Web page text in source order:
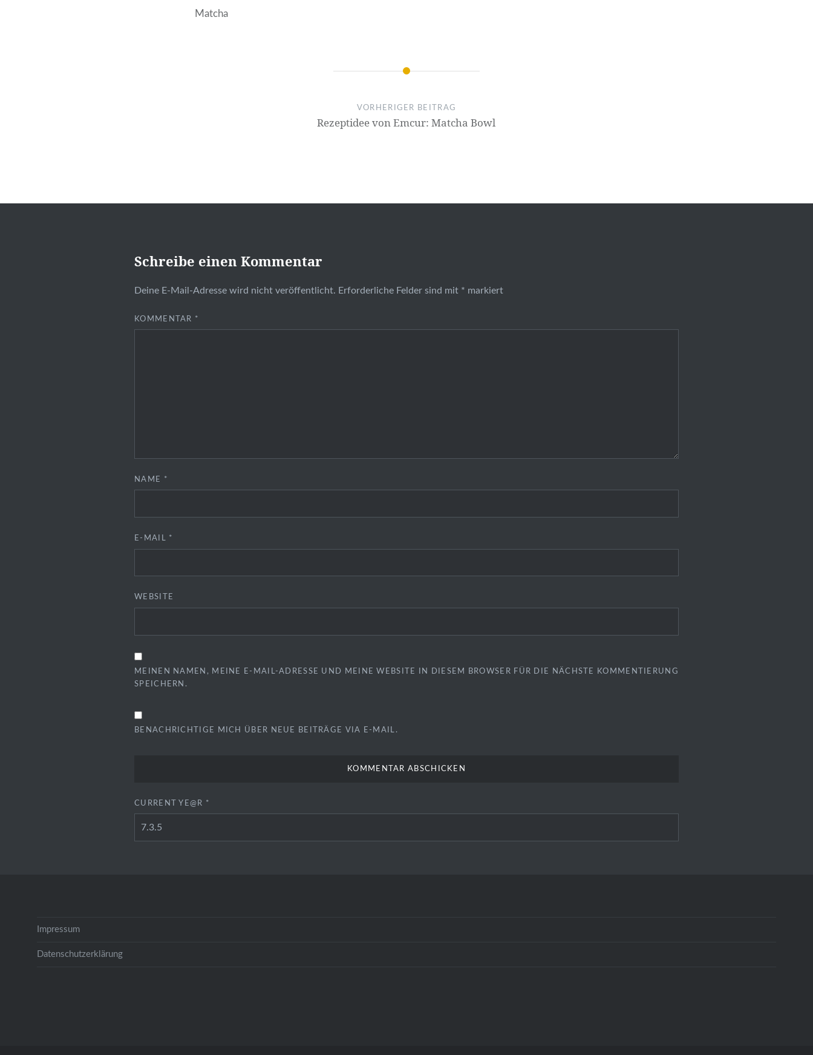
Matcha
VORHERIGER BEITRAG
Rezeptidee von Emcur: Matcha Bowl
Schreibe einen Kommentar
Deine E-Mail-Adresse wird nicht veröffentlicht. Erforderliche Felder sind mit * markiert
KOMMENTAR *
NAME *
E-MAIL *
WEBSITE
MEINEN NAMEN, MEINE E-MAIL-ADRESSE UND MEINE WEBSITE IN DIESEM BROWSER FÜR DIE NÄCHSTE KOMMENTIERUNG
SPEICHERN.
BENACHRICHTIGE MICH ÜBER NEUE BEITRÄGE VIA E-MAIL.
CURRENT YE@R *
Impressum
Datenschutzerklärung